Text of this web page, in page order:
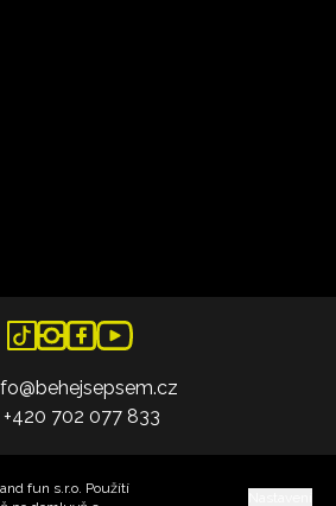
+420 702 077 833
fun s.r.o. Použítí